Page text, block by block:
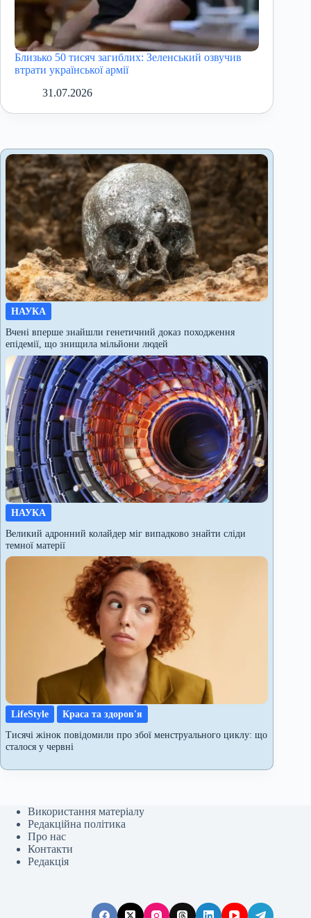
Близько 50 тисяч загиблих: Зеленський озвучив
втрати української армії
31.07.2026
НАУКА
Вчені вперше знайшли генетичний доказ походження
епідемії, що знищила мільйони людей
НАУКА
Великий адронний колайдер міг випадково знайти сліди
темної матерії
LifeStyle
Краса та здоров'я
Тисячі жінок повідомили про збої менструального циклу: що
сталося у червні
Використання матеріалу
Редакційна політика
Про нас
Контакти
Редакція